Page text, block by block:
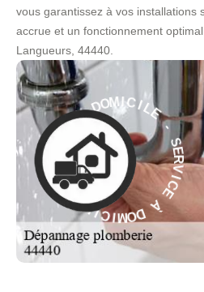
vous garantissez à vos installations
accrue et un fonctionnement
Langueurs, 44440.
S
E
R
V
I
E
À
DO
MICILE -
S
E
R
V
I
C
E
À
D
O
M
I
C
I
L
E
-